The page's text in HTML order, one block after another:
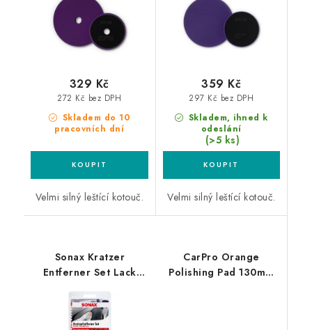
Skladem do 10
pracovních dní
272 Kč bez DPH
329 Kč
Velmi silný leštící kotouč.
Skladem, ihned k
odeslání
(>5 ks)
297 Kč bez DPH
359 Kč
Velmi silný leštící kotouč.
Sonax Kratzer
Entferner Set Lack
škrábanců z laku
CarPro Orange
Polishing Pad 130mm